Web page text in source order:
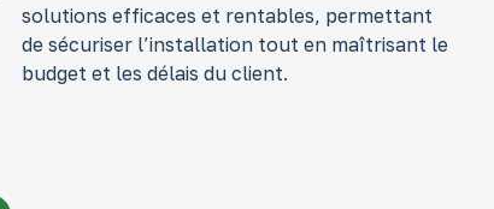
solutions efficaces et rentables, permettant
de sécuriser l’installation tout en maîtrisant le
budget et les délais du client.